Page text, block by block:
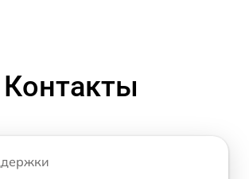
Контакты